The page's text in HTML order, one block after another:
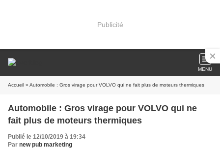
Publicité
MENU
Accueil » Automobile : Gros virage pour VOLVO qui ne fait plus de moteurs thermiques
Automobile : Gros virage pour VOLVO qui ne
fait plus de moteurs thermiques
Publié le 12/10/2019 à 19:34
Par new pub marketing